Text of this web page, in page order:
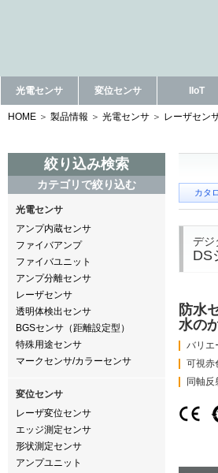
光電センサ 変位センサ IIoT
HOME 製品情報 光電センサ レーザセン
絞り込み検索
カテゴリで絞り込む
光電センサ
アンプ内蔵センサ
ファイバアンプ
ファイバユニット
アンプ分離センサ
レーザセンサ
透明体検出センサ
BGSセンサ（距離設定型）
特殊用途センサ
マークセンサ/カラーセンサ
変位センサ
レーザ変位センサ
エッジ測定センサ
形状測定センサ
アンプユニット
カタ
デジ
DS
防水
水の
バリエ
可視赤
同軸反